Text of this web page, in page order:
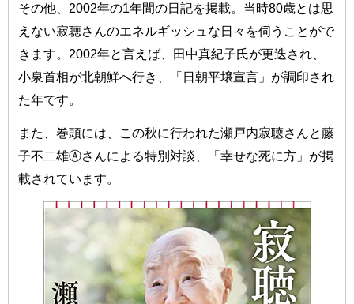
その他、2002年の1年間の日記を掲載。当時80歳とは思
えない寂聴さんのエネルギッシュな日々を伺うことがで
きます。2002年と言えば、田中真紀子氏が更迭され、
小泉首相が北朝鮮へ行き、「日朝平壌宣言」が調印され
た年です。
また、巻頭には、この秋に行われた瀬戸内寂聴さんと藤
子不二雄Ⓐさんによる特別対談、「幸せな死に方」が掲
載されています。